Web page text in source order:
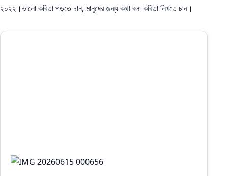
২০২২।ভালো কবিতা পড়তে চান, মানুষের জন্য কথা বলা কবিতা লিখতে চান।